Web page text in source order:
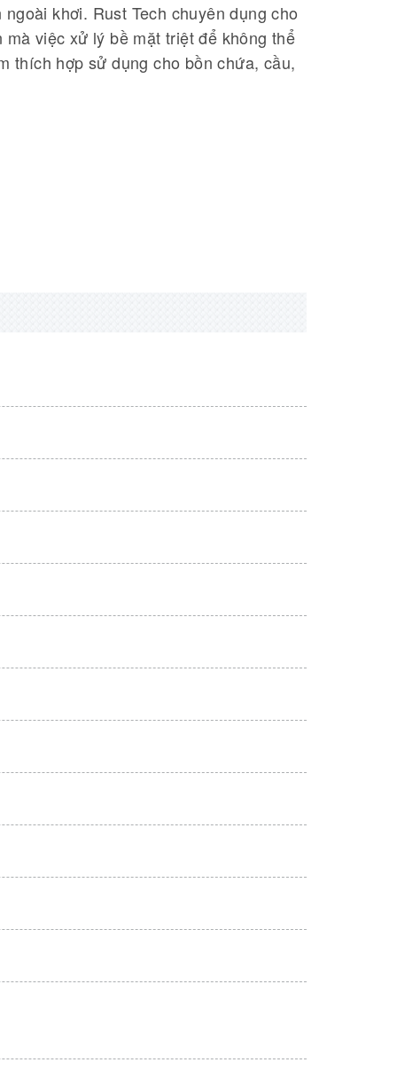
khơi. Rust Tech chuyên dụng cho
việc xử lý bề mặt triệt để không thể
thích hợp sử dụng cho bồn chứa, cầu,